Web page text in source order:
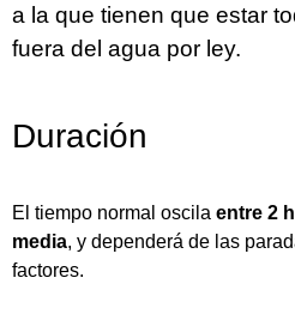
a la que tienen que estar
fuera del agua por ley.
Duración
El tiempo normal oscila entre 2
media, y dependerá de las
factores.